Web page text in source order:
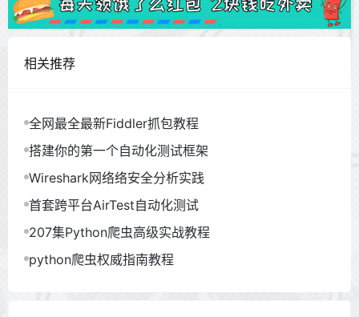
相关推荐
全网最全最新Fiddler抓包教程
搭建你的第一个自动化测试框架
Wireshark网络络安全分析实践
首套跨平台AirTest自动化测试
207集Python爬虫高级实战教程
python爬虫权威指南教程